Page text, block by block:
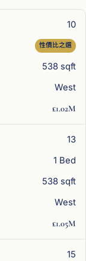
10
性價比之選
538 sqft
West
£1.02M
13
1 Bed
538 sqft
West
£1.05M
15